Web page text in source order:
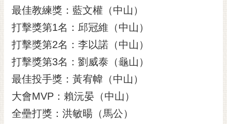
最佳教練獎：藍文權（中山）
打擊獎第1名：邱冠維（中山）
打擊獎第2名：李以諾（中山）
打擊獎第3名：劉威泰（龜山）
最佳投手獎：黃宥幃（中山）
大會MVP：賴沅晏（中山）
全壘打獎：洪敏暘（馬公）